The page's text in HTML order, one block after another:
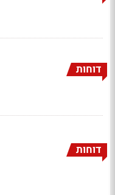
דוחות
דוחות